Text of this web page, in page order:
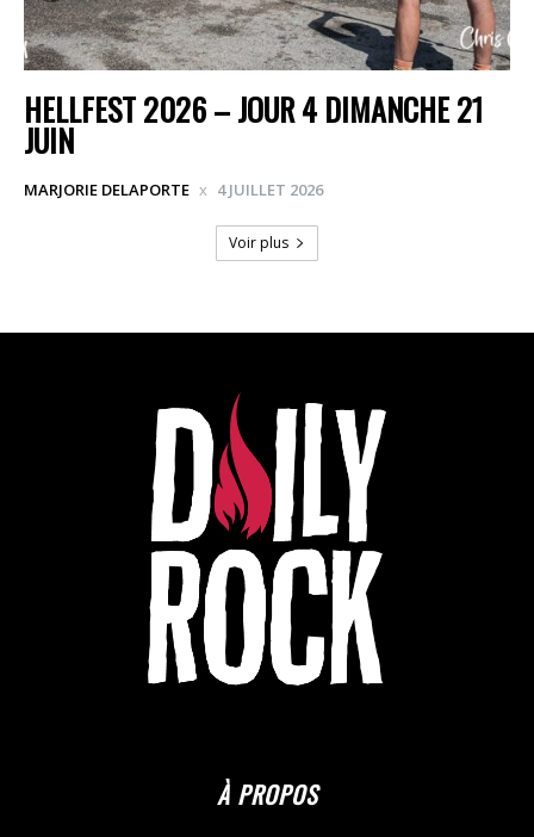
HELLFEST 2026 – JOUR 4 DIMANCHE 21
JUIN
MARJORIE DELAPORTE 4 JUILLET 2026
Voir plus
À PROPOS